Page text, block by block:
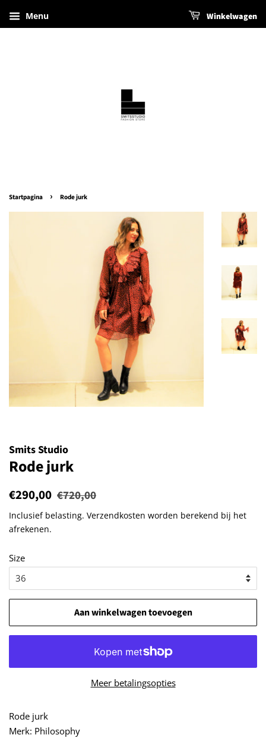
Menu Winkelwagen
Startpagina › Rode jurk
Smits Studio
Rode jurk
Normale
€290,00 Aanbiedingsprijs
€720,00
Inclusief belasting. Verzendkosten worden berekend bij het
afrekenen.
Size
Aan winkelwagen toevoegen
Meer betalingsopties
Rode jurk
Merk: Philosophy